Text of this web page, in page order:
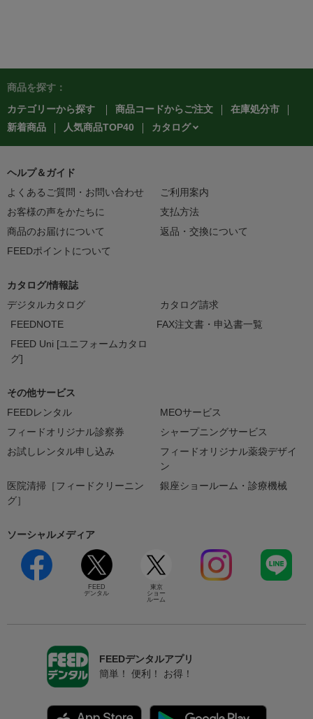
商品を探す：
カテゴリーから探す
商品コードからご注文
在庫処分市
新着商品
人気商品TOP40 カタログ
ヘルプ＆ガイド
よくあるご質問・お問い合わせ
ご利用案内
お客様の声をかたちに
支払方法
商品のお届けについて
返品・交換について
FEEDポイントについて
カタログ/情報誌
デジタルカタログ
カタログ請求
FEEDNOTE
FAX注文書・申込書一覧
FEED Uni [ユニフォームカタロ
グ]
その他サービス
FEEDレンタル
MEOサービス
フィードオリジナル診察券
シャープニングサービス
お試しレンタル申し込み
フィードオリジナル薬袋デザイ
ン
医院清掃［フィードクリーニン
グ］
銀座ショールーム・診療機械
ソーシャルメディア
FEED
デンタル
東京
ショー
ルーム
FEEDデンタルアプリ
簡単！ 便利！ お得！